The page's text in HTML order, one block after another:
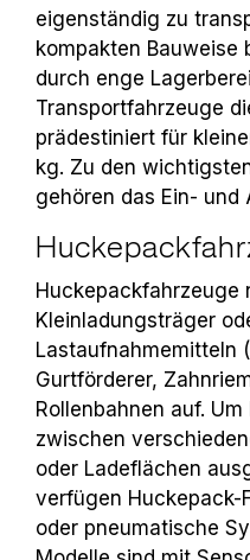
eigenständig zu
kompakten Bauweise
durch enge
Transportfahrzeuge
prädestiniert für
kg. Zu den
gehören das Ein- und
Huckepackfahrzeuge
Kleinladungsträger
Lastaufnahmemitteln
Gurtförderer,
Rollenbahnen auf.
zwischen
oder Ladeflächen
verfügen Huckepack-
oder pneumatische